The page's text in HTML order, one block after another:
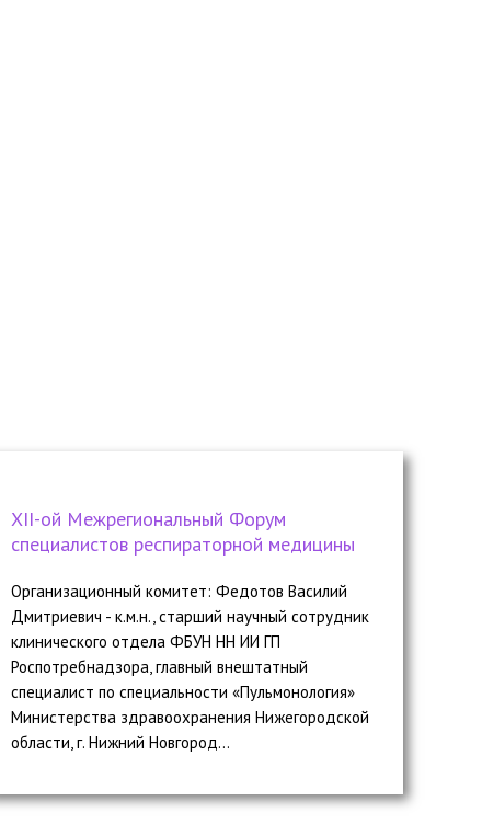
ХII-ой Межрегиональный Форум
специалистов респираторной медицины
Организационный комитет: Федотов Василий
Дмитриевич - к.м.н., старший научный сотрудник
клинического отдела ФБУН НН ИИ ГП
Роспотребнадзора, главный внештатный
специалист по специальности «Пульмонология»
Министерства здравоохранения Нижегородской
области, г. Нижний Новгород...